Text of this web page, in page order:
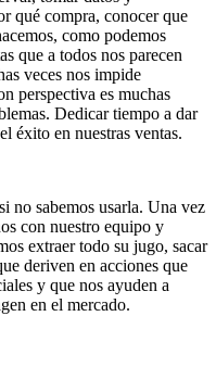
qué compra, conocer que
como podemos
que a todos nos parecen
veces nos impide
perspectiva es muchas
Dedicar tiempo a dar
éxito en nuestras ventas.
no sabemos usarla. Una vez
con nuestro equipo y
extraer todo su jugo, sacar
deriven en acciones que
y que nos ayuden a
en el mercado.